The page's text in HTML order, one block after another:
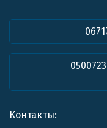
Контакты: